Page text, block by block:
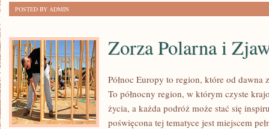
POSTED BY ADMIN
Zorza Polarna i
Północ Europy to region, które od dawna
To północny region, w którym czyste
życia, a każda podróż może stać się
poświęcona tej tematyce jest miejscem